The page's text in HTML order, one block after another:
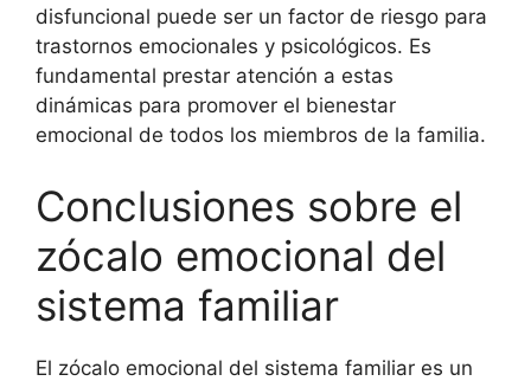
disfuncional puede ser un factor de riesgo para
trastornos emocionales y psicológicos. Es
fundamental prestar atención a estas
dinámicas para promover el bienestar
emocional de todos los miembros de la familia.
Conclusiones sobre el
zócalo emocional del
sistema familiar
El zócalo emocional del sistema familiar es un